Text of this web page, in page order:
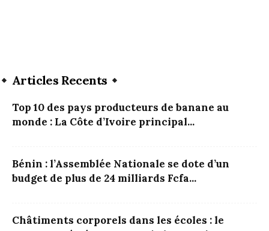
Articles Recents
Top 10 des pays producteurs de banane au
monde : La Côte d’Ivoire principal...
Bénin : l’Assemblée Nationale se dote d’un
budget de plus de 24 milliards Fcfa...
Châtiments corporels dans les écoles : le